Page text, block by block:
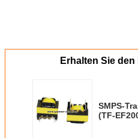
Erhalten Sie
SMPS-
(TF-